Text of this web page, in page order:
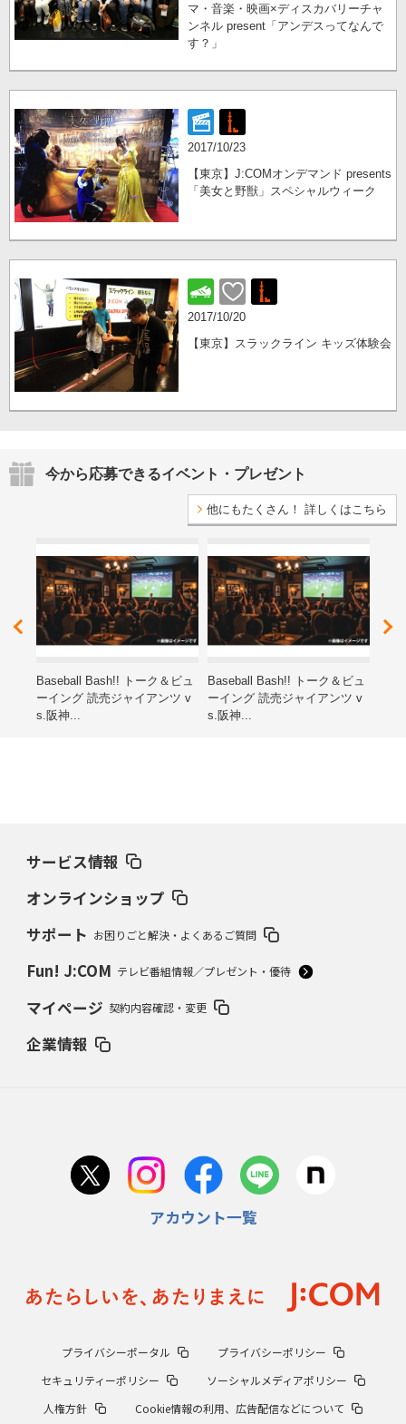
マ・音楽・映画×ディスカバリーチャ
ンネル present「アンデスってなんで
す？」
2017/10/23
【東京】J:COMオンデマンド presents
「美女と野獣」スペシャルウィーク
2017/10/20
【東京】スラックライン キッズ体験会
今から応募できるイベント・プレゼント
他にもたくさん！ 詳しくはこちら
Baseball Bash!! トーク＆ビュ
ーイング 読売ジャイアンツ v
s.阪神...
Baseball Bash!! トーク＆ビュ
ーイング 読売ジャイアンツ v
s.阪神...
サービス情報
オンラインショップ
サポート お困りごと解決・よくあるご質問
Fun! J:COM テレビ番組情報／プレゼント・優待
マイページ 契約内容確認・変更
企業情報
アカウント一覧
プライバシーポータル
プライバシーポリシー
セキュリティーポリシー
ソーシャルメディアポリシー
人権方針
Cookie情報の利用、広告配信などについて